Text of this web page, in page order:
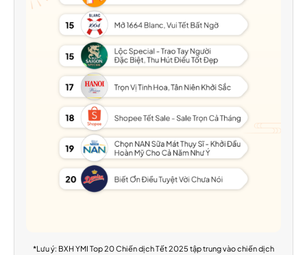
*Lưu ý: BXH YMI Top 20 Chiến dịch Tết 2025 tập trung vào chiến dịch